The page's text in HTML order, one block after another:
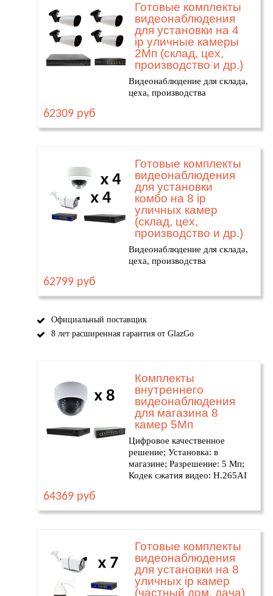
Готовые комплекты
видеонаблюдения
для установки на 4
ip уличные камеры
2Мп (склад, цех,
производство и др.)
Видеонаблюдение для склада,
цеха, производства
62309 руб
Готовые комплекты
видеонаблюдения
для установки
комбо на 8 ip
уличных камер
(склад, цех,
производство и др.)
Видеонаблюдение для склада,
цеха, производства
62799 руб
Официальный поставщик
8 лет расширенная гарантия от GlazGo
Комплекты
внутреннего
видеонаблюдения
для магазина 8
камер 5Мп
Цифровое качественное
решение; Установка: в
магазине; Разрешение: 5 Мп;
Кодек сжатия видео: H.265AI
64369 руб
Готовые комплекты
видеонаблюдения
для установки на 8
уличных ip камер
(частный дом, дача)